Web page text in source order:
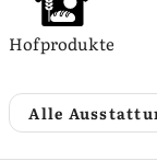
Hofprodukte
Alle